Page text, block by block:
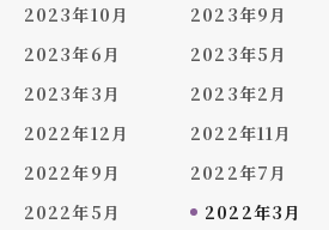
2023年10月
2023年9月
2023年6月
2023年5月
2023年3月
2023年2月
2022年12月
2022年11月
2022年9月
2022年7月
2022年5月
2022年3月